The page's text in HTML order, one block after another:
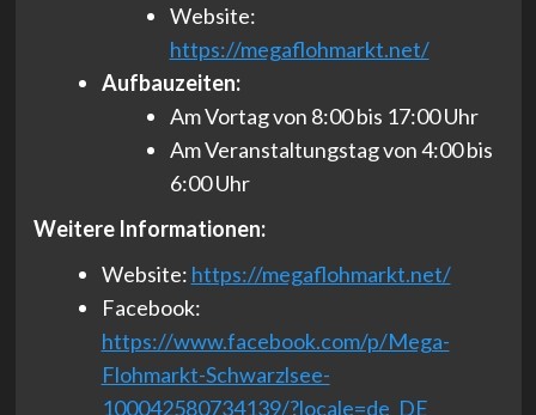
Website:
https://megaflohmarkt.net/
Aufbauzeiten:
Am Vortag von 8:00 bis 17:00 Uhr
Am Veranstaltungstag von 4:00 bis
6:00 Uhr
Weitere Informationen:
Website: https://megaflohmarkt.net/
Facebook:
https://www.facebook.com/p/Mega-
Flohmarkt-Schwarzlsee-
100042580734139/?locale=de_DE